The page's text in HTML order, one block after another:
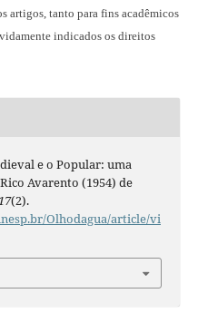
artigos, tanto para fins acadêmicos
indicados os direitos
e o Popular: uma
Avarento (1954) de
(2).
Olhodagua/article/vi